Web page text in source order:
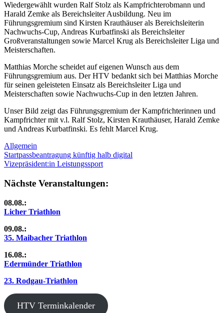
Wiedergewählt wurden Ralf Stolz als Kampfrichterobmann und
Harald Zemke als Bereichsleiter Ausbildung. Neu im
Führungsgremium sind Kirsten Krauthäuser als Bereichsleiterin
Nachwuchs-Cup, Andreas Kurbatfinski als Bereichsleiter
Großveranstaltungen sowie Marcel Krug als Bereichsleiter Liga und
Meisterschaften.
Matthias Morche scheidet auf eigenen Wunsch aus dem
Führungsgremium aus. Der HTV bedankt sich bei Matthias Morche
für seinen geleisteten Einsatz als Bereichsleiter Liga und
Meisterschaften sowie Nachwuchs-Cup in den letzten Jahren.
Unser Bild zeigt das Führungsgremium der Kampfrichterinnen und
Kampfrichter mit v.l. Ralf Stolz, Kirsten Krauthäuser, Harald Zemke
und Andreas Kurbatfinski. Es fehlt Marcel Krug.
Allgemein
Beitragsnavigation
Vorheriger
Beitrag:
Startpassbeantragung künftig halb digital
Nächster
Vizepräsident:in Leistungssport
Nächste Veranstaltungen:
08.08.:
Licher Triathlon
09.08.:
35. Maibacher Triathlon
16.08.:
Edermünder Triathlon
23. Rodgau-Triathlon
HTV Terminkalender